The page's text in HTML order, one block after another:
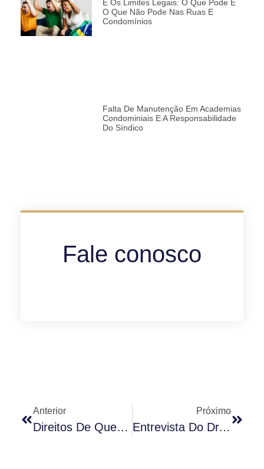
E Os Limites Legais: O Que Pode E
O Que Não Pode Nas Ruas E
Condomínios
Falta De Manutenção Em Academias
Condominiais E A Responsabilidade
Do Síndico
Fale conosco
Anterior
Direitos De Quem Desiste De Comprar Um Imóvel
Próximo
Entrevista Do Dr. Rodrigo Karpat À Rádio CBN De Goiânia